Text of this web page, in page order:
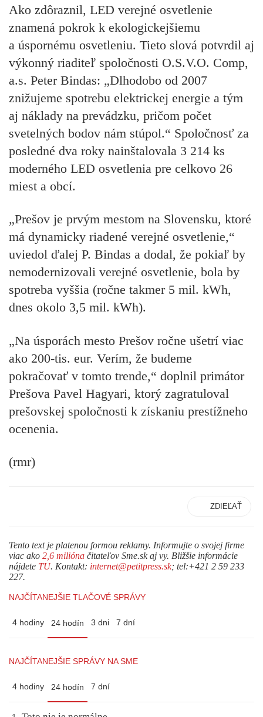
Ako zdôraznil, LED verejné osvetlenie
znamená pokrok k ekologickejšiemu
a úspornému osvetleniu. Tieto slová potvrdil aj
výkonný riaditeľ spoločnosti O.S.V.O. Comp,
a.s. Peter Bindas: „Dlhodobo od 2007
znižujeme spotrebu elektrickej energie a tým
aj náklady na prevádzku, pričom počet
svetelných bodov nám stúpol.“ Spoločnosť za
posledné dva roky nainštalovala 3 214 ks
moderného LED osvetlenia pre celkovo 26
miest a obcí.
„Prešov je prvým mestom na Slovensku, ktoré
má dynamicky riadené verejné osvetlenie,“
uviedol ďalej P. Bindas a dodal, že pokiaľ by
nemodernizovali verejné osvetlenie, bola by
spotreba vyššia (ročne takmer 5 mil. kWh,
dnes okolo 3,5 mil. kWh).
„Na úsporách mesto Prešov ročne ušetrí viac
ako 200-tis. eur. Verím, že budeme
pokračovať v tomto trende,“ doplnil primátor
Prešova Pavel Hagyari, ktorý zagratuloval
prešovskej spoločnosti k získaniu prestížneho
ocenenia.
(rmr)
ZDIEĽAŤ
Tento text je platenou formou reklamy. Informujte o svojej firme
viac ako 2,6 milióna čitateľov Sme.sk aj vy. Bližšie informácie
nájdete TU. Kontakt: internet@petitpress.sk; tel:+421 2 59 233
227.
NAJČÍTANEJŠIE TLAČOVÉ SPRÁVY
4 hodiny 24 hodín 3 dni 7 dní
NAJČÍTANEJŠIE SPRÁVY NA SME
4 hodiny 24 hodín 7 dní